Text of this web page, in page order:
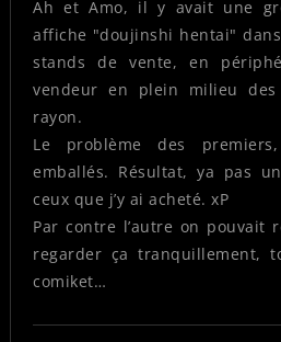
Ah et Amo, il y avait une
affiche "doujinshi hentai"
stands de vente, en
vendeur en plein milieu
rayon.
Le problème des
emballés. Résultat, ya pas
ceux que j’y ai acheté. xP
Par contre l’autre on pouvait
regarder ça tranquillement,
comiket…